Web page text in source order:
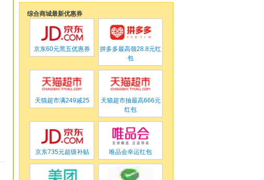
综合商城最新优惠券
京东60元黑五优惠券 拼多多最高领28.8元红
包
天猫超市满249减25 天猫超市抽最高666元
红包
京东735元超级补贴 唯品会幸运红包